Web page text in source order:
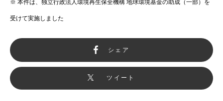
※ 本件は、独立行政法人環境再生保全機構 地球環境基金の助成（一部）を
受けて実施しました
シェア
ツイート